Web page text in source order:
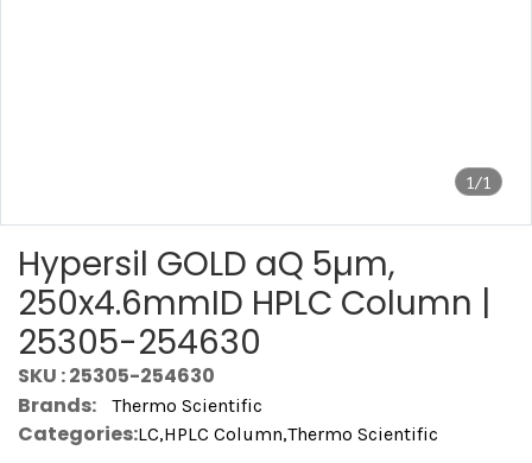
1/1
Hypersil GOLD aQ 5µm,
250x4.6mmID HPLC Column |
25305-254630
SKU : 25305-254630
Brands:
Thermo Scientific
Categories:LC,HPLC Column,Thermo Scientific